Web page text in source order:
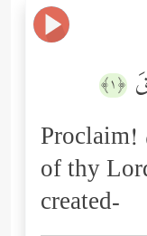
﴿١﴾
Proclaim!
of thy
created-